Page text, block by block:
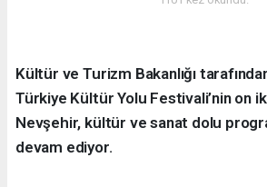
Kültür ve Turizm Bakanlığı
Türkiye Kültür Yolu Festivali’nin on
Nevşehir, kültür ve sanat dolu
devam ediyor.